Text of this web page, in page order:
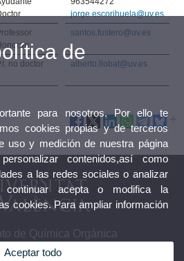
jorge.escorihuela@uv.es
santos.fustero@uv.es
no doctor alberto.llobat@uv.es
de Química Orgánica
de
para nosotros. Por ello te
cookies propias y de terceros
uso y medición de nuestra página
contenidos,así como
a las redes sociales o analizar
continuar acepta o modifica la
cookies. Para ampliar información
Aceptar todo